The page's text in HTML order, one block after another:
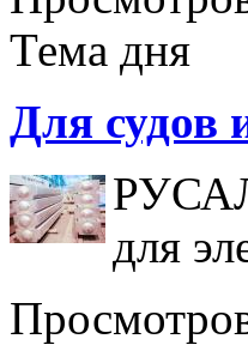
Тема дня
Для судов
РУСАЛ
для